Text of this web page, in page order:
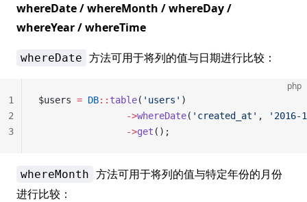
whereDate / whereMonth / whereDay /
whereYear / whereTime
whereDate 方法可用于将列的值与日期进行比较：
php
$users = DB:: table( 'users' )
                ->
whereDate( 'created_at' ,
'2016-
                ->
get ();
1
2
3
whereMonth 方法可用于将列的值与特定年份的月份
进行比较：